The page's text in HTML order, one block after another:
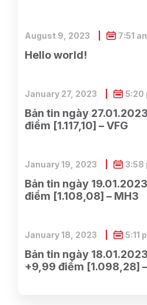
Hello world!
August 9, 2023 7:51
Bản tin ngày
điểm [1.117,10] – VFG
January 27, 2023 5:20
Bản tin ngày
điểm [1.108,08] – MH3
January 19, 2023 3:58
Bản tin ngày
+9,99 điểm [1.098,28]
January 18, 2023 5:11